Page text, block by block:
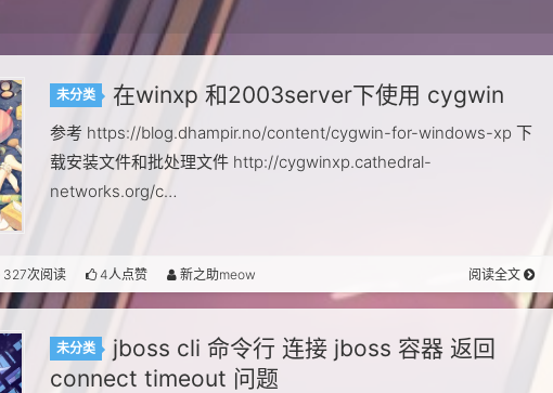
未分类 在winxp 和2003server下使用 cygwin
参考 https://blog.dhampir.no/content/cygwin-for-windows-xp 下
载安装文件和批处理文件 http://cygwinxp.cathedral-
networks.org/c…
327次阅读 4人点赞 新之助meow 阅读全文
未分类
jboss cli 命令行 连接 jboss 容器 返回
connect timeout 问题